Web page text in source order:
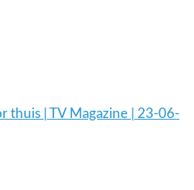
thuis | TV Magazine | 23-06-